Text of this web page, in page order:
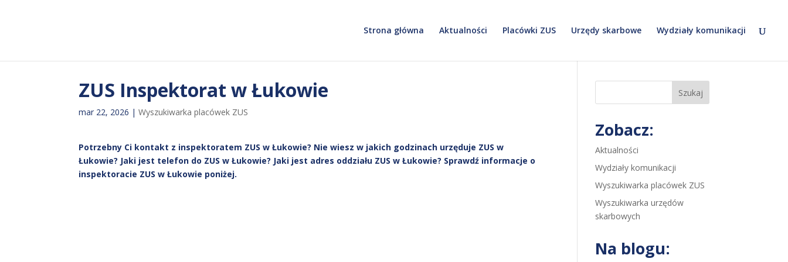
Strona główna Aktualności Placówki ZUS Urzędy skarbowe Wydziały komunikacji
ZUS Inspektorat w Łukowie
mar 22, 2026 |Wyszukiwarka placówek ZUS
Potrzebny Ci kontakt z inspektoratem ZUS w Łukowie? Nie wiesz w jakich godzinach urzęduje ZUS w
Łukowie? Jaki jest telefon do ZUS w Łukowie? Jaki jest adres oddziału ZUS w Łukowie? Sprawdź informacje o
inspektoracie ZUS w Łukowie poniżej.
Szukaj
Zobacz:
Aktualności
Wydziały komunikacji
Wyszukiwarka placówek ZUS
Wyszukiwarka urzędów
skarbowych
Na blogu: